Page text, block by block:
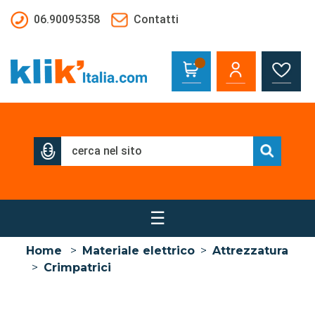
06.90095358
Contatti
☰
Home > Materiale elettrico > Attrezzatura
> Crimpatrici